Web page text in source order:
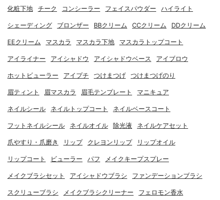
化粧下地 チーク コンシーラー フェイスパウダー ハイライト
シェーディング ブロンザー BBクリーム CCクリーム DDクリーム
EEクリーム マスカラ マスカラ下地 マスカラトップコート
アイライナー アイシャドウ アイシャドウベース アイブロウ
ホットビューラー アイプチ つけまつげ つけまつげのり
眉ティント 眉マスカラ 眉毛テンプレート マニキュア
ネイルシール ネイルトップコート ネイルベースコート
フットネイルシール ネイルオイル 除光液 ネイルケアセット
爪やすり・爪磨き リップ クレヨンリップ リップオイル
リップコート ビューラー パフ メイクキープスプレー
メイクブラシセット アイシャドウブラシ ファンデーションブラシ
スクリューブラシ メイクブラシクリーナー フェロモン香水